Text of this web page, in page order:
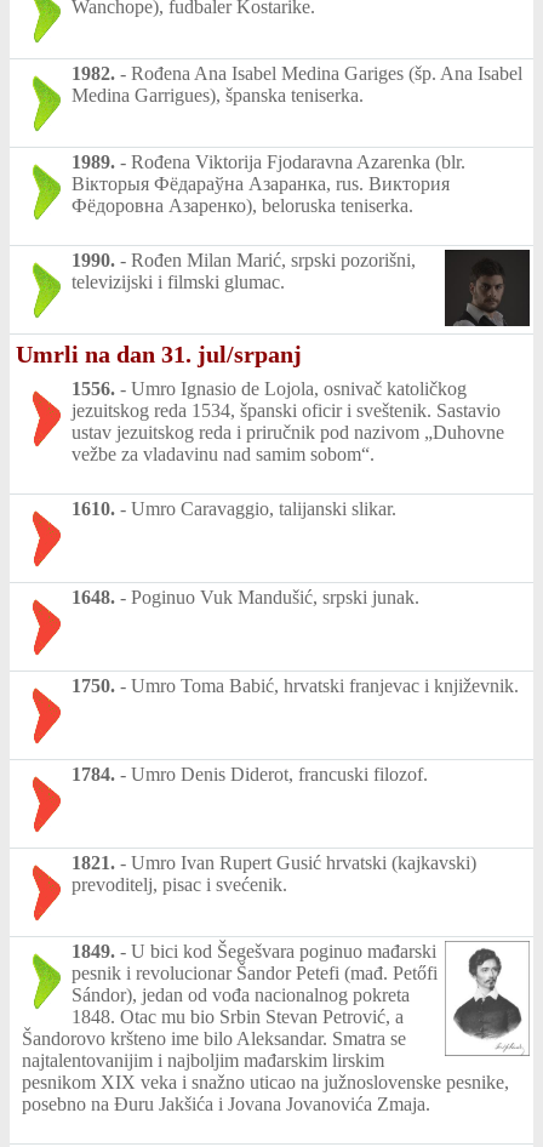
Wanchope), fudbaler Kostarike.
1982. - Rođena Ana Isabel Medina Gariges (šp. Ana Isabel
Medina Garrigues), španska teniserka.
1989. - Rođena Viktorija Fjodaravna Azarenka (blr.
Вікторыя Фёдараўна Азаранка, rus. Виктория
Фёдоровна Азаренко), beloruska teniserka.
1990. - Rođen Milan Marić, srpski pozorišni,
televizijski i filmski glumac.
Umrli na dan 31. jul/srpanj
1556. - Umro Ignasio de Lojola, osnivač katoličkog
jezuitskog reda 1534, španski oficir i sveštenik. Sastavio
ustav jezuitskog reda i priručnik pod nazivom „Duhovne
vežbe za vladavinu nad samim sobom“.
1610. - Umro Caravaggio, talijanski slikar.
1648. - Poginuo Vuk Mandušić, srpski junak.
1750. - Umro Toma Babić, hrvatski franjevac i književnik.
1784. - Umro Denis Diderot, francuski filozof.
1821. - Umro Ivan Rupert Gusić hrvatski (kajkavski)
prevoditelj, pisac i svećenik.
1849. - U bici kod Šegešvara poginuo mađarski
pesnik i revolucionar Šandor Petefi (mađ. Petőfi
Sándor), jedan od vođa nacionalnog pokreta
1848. Otac mu bio Srbin Stevan Petrović, a
Šandorovo kršteno ime bilo Aleksandar. Smatra se
najtalentovanijim i najboljim mađarskim lirskim
pesnikom XIX veka i snažno uticao na južnoslovenske pesnike,
posebno na Đuru Jakšića i Jovana Jovanovića Zmaja.